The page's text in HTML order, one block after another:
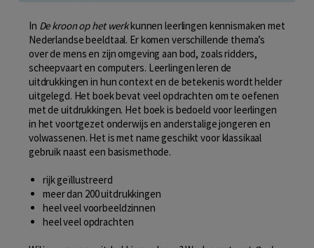
In De kroon op het werkkunnen leerlingen kennismaken met
Nederlandse beeldtaal. Er komen verschillende thema’s
over de mens en zijn omgeving aan bod, zoals ridders,
scheepvaart en computers. Leerlingen leren de
uitdrukkingen in hun context en de betekenis wordt helder
uitgelegd. Het boek bevat veel opdrachten om te oefenen
met de uitdrukkingen. Het boek is bedoeld voor leerlingen
in het voortgezet onderwijs en anderstalige jongeren en
volwassenen. Het is met name geschikt voor klassikaal
gebruik naast een basismethode.
rijk geïllustreerd
meer dan 200 uitdrukkingen
heel veel voorbeeldzinnen
heel veel opdrachten